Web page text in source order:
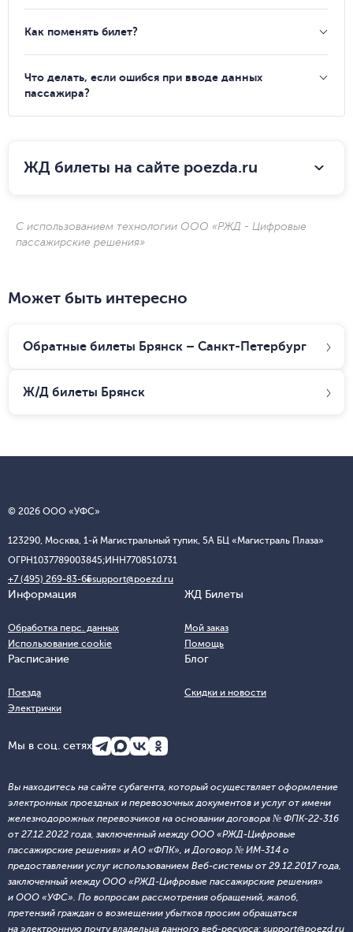
Как поменять билет?
Что делать, если ошибся при вводе данных
пассажира?
ЖД билеты на сайте poezda.ru
С использованием технологии ООО «РЖД - Цифровые
пассажирские решения»
Может быть интересно
Обратные билеты Брянск – Санкт-Петербург
Ж/Д билеты Брянск
© 2026 ООО «УФС»
123290, Москва, 1-й Магистральный тупик, 5А БЦ «Магистраль Плаза»
ОГРН1037789003845;ИНН7708510731
+7 (495) 269-83-65support@poezd.ru
Информация
Обработка перс. данных
Использование cookie
ЖД Билеты
Мой заказ
Помощь
Расписание
Поезда
Электрички
Блог
Скидки и новости
Мы в соц. сетях
Вы находитесь на сайте субагента, который осуществляет оформление
электронных проездных и перевозочных документов и услуг от имени
железнодорожных перевозчиков на основании договора № ФПК-22-316
от 27.12.2022 года, заключенный между ООО «РЖД-Цифровые
пассажирские решения» и АО «ФПК», и Договор № ИМ-314 о
предоставлении услуг использованием Веб-системы от 29.12.2017 года,
заключенный между ООО «РЖД-Цифровые пассажирские решения»
и ООО «УФС». По вопросам рассмотрения обращений, жалоб,
претензий граждан о возмещении убытков просим обращаться
на электронную почту владельца данного веб-ресурса: support@poezd.ru